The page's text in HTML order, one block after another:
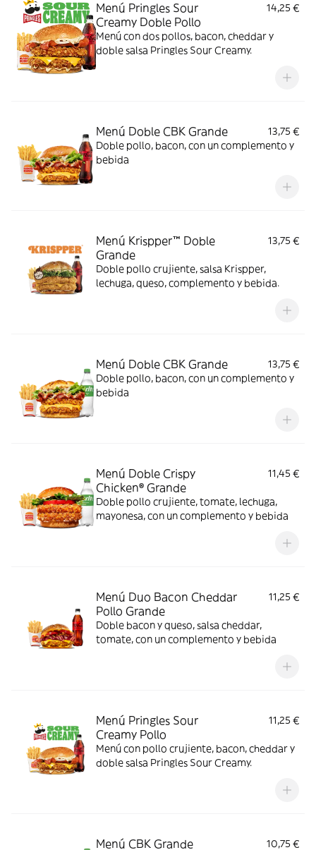
Menú Pringles Sour
Creamy Doble Pollo
14,25 €
Menú con dos pollos, bacon, cheddar y
doble salsa Pringles Sour Creamy.
Menú Doble CBK Grande
13,75 €
Doble pollo, bacon, con un complemento y
bebida
Menú Krispper™ Doble
Grande
13,75 €
Doble pollo crujiente, salsa Krispper,
lechuga, queso, complemento y bebida.
Menú Doble CBK Grande
13,75 €
Doble pollo, bacon, con un complemento y
bebida
Menú Doble Crispy
Chicken® Grande
11,45 €
Doble pollo crujiente, tomate, lechuga,
mayonesa, con un complemento y bebida
Menú Duo Bacon Cheddar
Pollo Grande
11,25 €
Doble bacon y queso, salsa cheddar,
tomate, con un complemento y bebida
Menú Pringles Sour
Creamy Pollo
11,25 €
Menú con pollo crujiente, bacon, cheddar y
doble salsa Pringles Sour Creamy.
Menú CBK Grande 10,75 €